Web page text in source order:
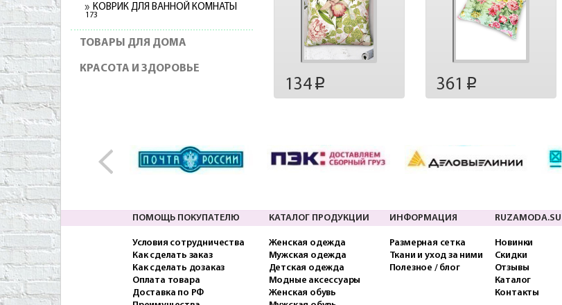
КОВРИК ДЛЯ ВАННОЙ КОМНАТЫ
173
ТОВАРЫ ДЛЯ ДОМА
КРАСОТА И ЗДОРОВЬЕ
134p 361 p
ПОМОЩЬ ПОКУПАТЕЛЮ
Условия сотрудничества
Как сделать заказ
Как сделать дозаказ
Оплата товара
Доставка по РФ
КАТАЛОГ ПРОДУКЦИИ
Женская одежда
Мужская одежда
Детская одежда
Модные аксессуары
Женская обувь
ИНФОРМАЦИЯ
Размерная сетка
Ткани и уход за ними
Полезное / блог
RUZAMODA.SU
Новинки
Скидки
Отзывы
Каталог
Контакты